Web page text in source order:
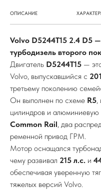
ОПИСАНИЕ
Volvo D5244T15 2.4 D5
турбодизель второго
Двигатель D5244T15 —
Volvo, выпускавшийся с
третьему поколению
Он выполнен по схеме R5,
цилиндров и алюминиевую
Common Rail, два
ременной привод ГРМ.
Мотор оснащался
чему развивал 215 л.с. и
обеспечивая уверенную
тяжелых версий Volvo.